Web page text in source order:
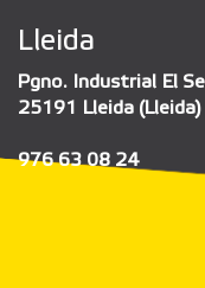
Lleida
Pgno. Industrial El
25191 Lleida (Lleida)
976 63 08 24